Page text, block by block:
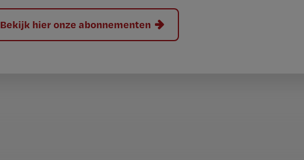
Bekijk hier onze abonnementen